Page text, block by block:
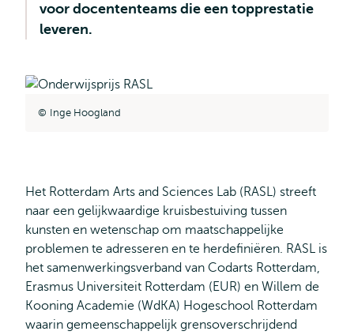
voor docententeams die een topprestatie
leveren.
Inge Hoogland
Het Rotterdam Arts and Sciences Lab (RASL) streeft
naar een gelijkwaardige kruisbestuiving tussen
kunsten en wetenschap om maatschappelijke
problemen te adresseren en te herdefiniëren. RASL is
het samenwerkingsverband van Codarts Rotterdam,
Erasmus Universiteit Rotterdam (EUR) en Willem de
Kooning Academie (WdKA) Hogeschool Rotterdam
waarin gemeenschappelijk grensoverschrijdend